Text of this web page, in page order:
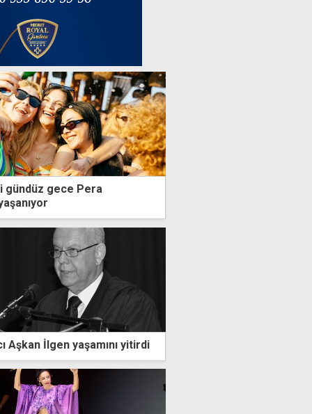
gündüz gece Pera
Aşkan İlgen yaşamını yitirdi